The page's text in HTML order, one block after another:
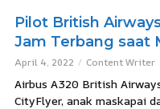
Pilot British
Jam Terbang saat
April 4, 2022 Content Writer
Airbus A320 British
CityFlyer, anak maskapai